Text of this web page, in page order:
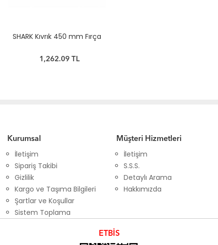
SHARK Kıvrık 450 mm Fırça
1,262.09 TL
Kurumsal
İletişim
Sipariş Takibi
Gizlilik
Kargo ve Taşıma Bilgileri
Şartlar ve Koşullar
Sistem Toplama
Müşteri Hizmetleri
İletişim
S.S.S.
Detaylı Arama
Hakkımızda
ETBİS